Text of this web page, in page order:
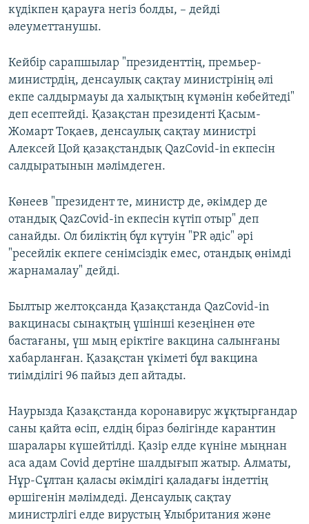
күдікпен қарауға негіз болды, – дейді
әлеуметтанушы.
Кейбір сарапшылар "президенттің, премьер-
министрдің, денсаулық сақтау министрінің әлі
екпе салдырмауы да халықтың күмәнін көбейтеді"
деп есептейді. Қазақстан президенті Қасым-
Жомарт Тоқаев, денсаулық сақтау министрі
Алексей Цой қазақстандық QazСovid-in екпесін
салдыратынын мәлімдеген.
Көнеев "президент те, министр де, әкімдер де
отандық QazСovid-in екпесін күтіп отыр" деп
санайды. Ол биліктің бұл күтуін "PR әдіс" әрі
"ресейлік екпеге сенімсіздік емес, отандық өнімді
жарнамалау" дейді.
Былтыр желтоқсанда Қазақстанда QazСovid-in
вакцинасы сынақтың үшінші кезеңінен өте
бастағаны, үш мың еріктіге вакцина салынғаны
хабарланған. Қазақстан үкіметі бұл вакцина
тиімділігі 96 пайыз деп айтады.
Наурызда Қазақстанда коронавирус жұқтырғандар
саны қайта өсіп, елдің біраз бөлігінде карантин
шаралары күшейтілді. Қазір елде күніне мыңнан
аса адам Covid дертіне шалдығып жатыр. Алматы,
Нұр-Сұлтан қаласы әкімдігі қаладағы індеттің
өршігенін мәлімдеді. Денсаулық сақтау
министрлігі елде вирустың Ұлыбритания және